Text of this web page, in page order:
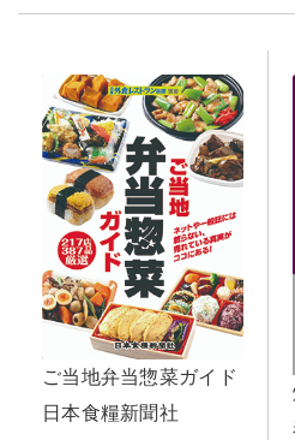
ご当地弁当惣菜ガイド
日本食糧新聞社